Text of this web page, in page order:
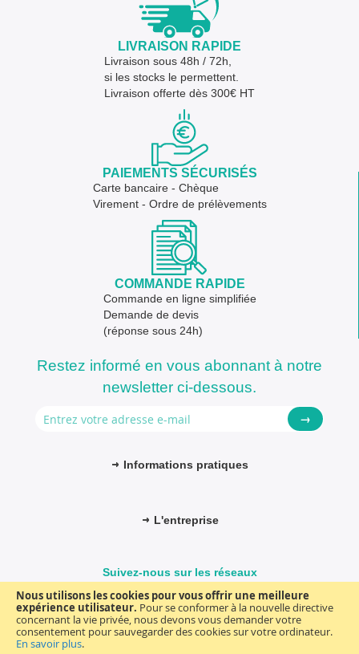
Nous utilisons les cookies pour vous offrir une meilleure
expérience utilisateur. Pour se conformer à la nouvelle directive
concernant la vie privée, nous devons vous demander votre
consentement pour sauvegarder des cookies sur votre ordinateur.
En savoir plus.
LIVRAISON RAPIDE
Livraison sous 48h / 72h,
si les stocks le permettent.
Livraison offerte dès 300€ HT
PAIEMENTS SÉCURISÉS
Carte bancaire - Chèque
Virement - Ordre de prélèvements
COMMANDE RAPIDE
Commande en ligne simplifiée
Demande de devis
(réponse sous 24h)
Restez informé en vous abonnant à notre
newsletter ci-dessous.
→
Informations pratiques
L'entreprise
Suivez-nous sur les réseaux
© FM-médical. Tous droits réservés 2025Termes et Conditions